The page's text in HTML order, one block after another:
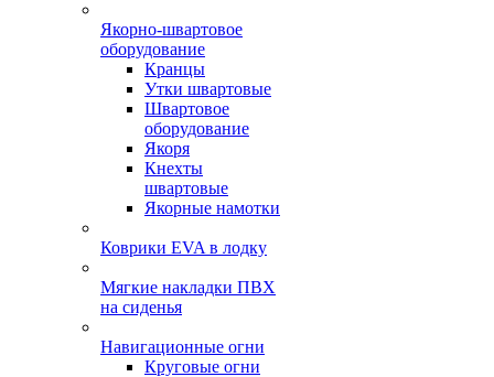
Якорно-швартовое
оборудование
Кранцы
Утки швартовые
Швартовое
оборудование
Якоря
Кнехты
швартовые
Якорные намотки
Коврики EVA в лодку
Мягкие накладки ПВХ
на сиденья
Навигационные огни
Круговые огни